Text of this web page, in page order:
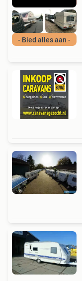
- Bied alles aan -